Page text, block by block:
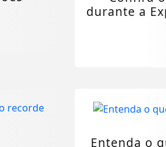
durante a
Entenda o